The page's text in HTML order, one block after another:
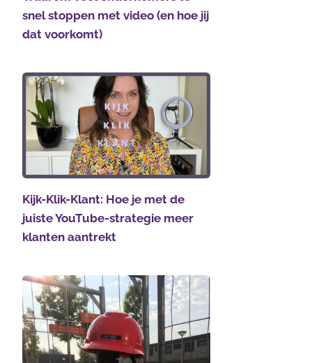
snel stoppen met video (en hoe jij
dat voorkomt)
Kijk-Klik-Klant: Hoe je met de
juiste YouTube-strategie meer
klanten aantrekt